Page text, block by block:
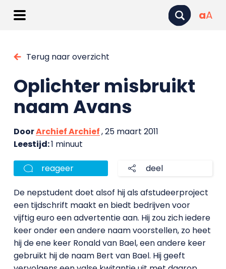
aA
Terug naar overzicht
Oplichter misbruikt
naam Avans
DoorArchief Archief, 25 maart 2011
Leestijd:1 minuut
reageer deel
De nepstudent doet alsof hij als afstudeerproject
een tijdschrift maakt en biedt bedrijven voor
vijftig euro een advertentie aan. Hij zou zich iedere
keer onder een andere naam voorstellen, zo heet
hij de ene keer Ronald van Bael, een andere keer
gebruikt hij de naam Bert van Bael. Hij geeft